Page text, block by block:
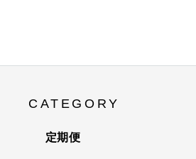
CATEGORY
定期便